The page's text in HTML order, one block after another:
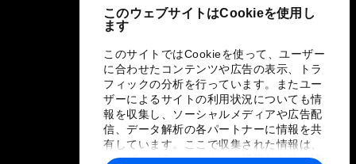
このウェブサイトはCookieを使用し
ます
このサイトではCookieを使って、ユーザー
に合わせたコンテンツや広告の表示、トラ
フィックの分析を行っています。またユー
ザーによるサイトの利用状況についても情
報を収集し、ソーシャルメディアや広告配
信、データ解析の各パートナーに情報を共
有しています。ここで収集された情報は、
ユーザーが各パートナーに提供した他の情